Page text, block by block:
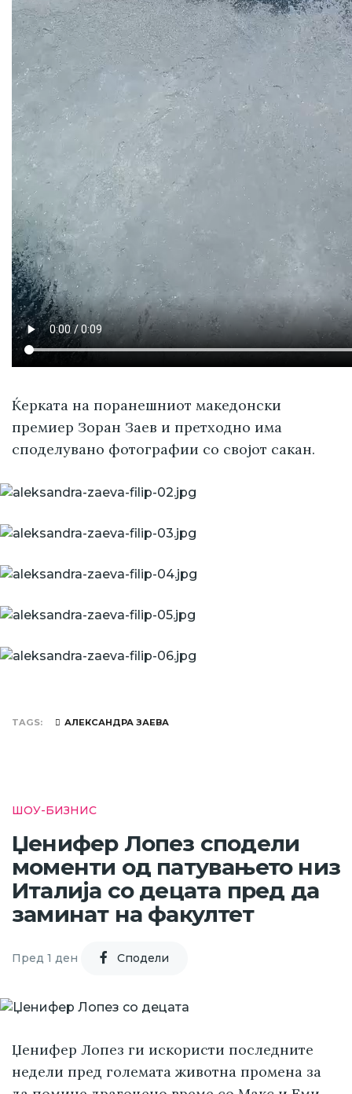
Ќерката на поранешниот македонски
премиер Зоран Заев и претходно има
споделувано фотографии со својот сакан.
TAGS АЛЕКСАНДРА ЗАЕВА
ШОУ-БИЗНИС
Џенифер Лопез сподели
моменти од патувањето низ
Италија со децата пред да
заминат на факултет
Пред 1 ден Cподели
Џенифер Лопез ги искористи последните
недели пред големата животна промена за